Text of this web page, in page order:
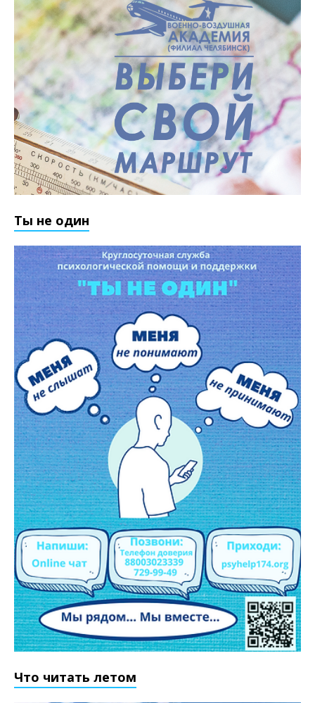
Ты не один
Что читать летом